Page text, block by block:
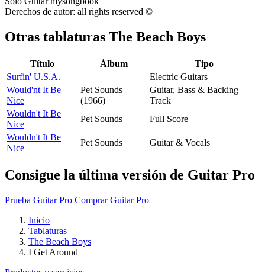
Derechos de autor: all rights reserved ©
Otras tablaturas The Beach Boys
Título Álbum
Tipo
Surfin' U.S.A.
Electric Guitars
Would'nt It Be
Nice
Pet Sounds
(1966)
Guitar, Bass & Backing
Track
Wouldn't It Be
Nice
Pet Sounds
Full Score
Wouldn't It Be
Nice
Pet Sounds Guitar & Vocals
Consigue la última versión de Guitar Pro
Prueba Guitar Pro Comprar Guitar Pro
Inicio
Tablaturas
The Beach Boys
I Get Around